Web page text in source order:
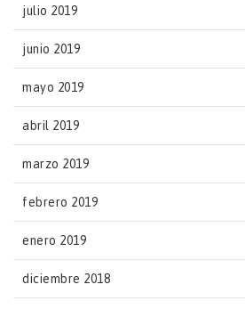
julio 2019
junio 2019
mayo 2019
abril 2019
marzo 2019
febrero 2019
enero 2019
diciembre 2018